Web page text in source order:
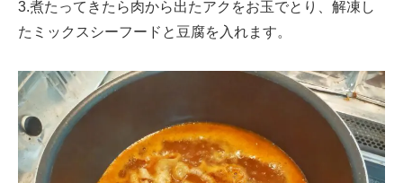
3.煮たってきたら肉から出たアクをお玉でとり、解凍し
たミックスシーフードと豆腐を入れます。